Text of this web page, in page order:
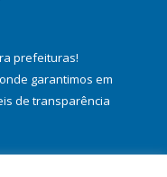
prefeituras!
garantimos em
de transparência